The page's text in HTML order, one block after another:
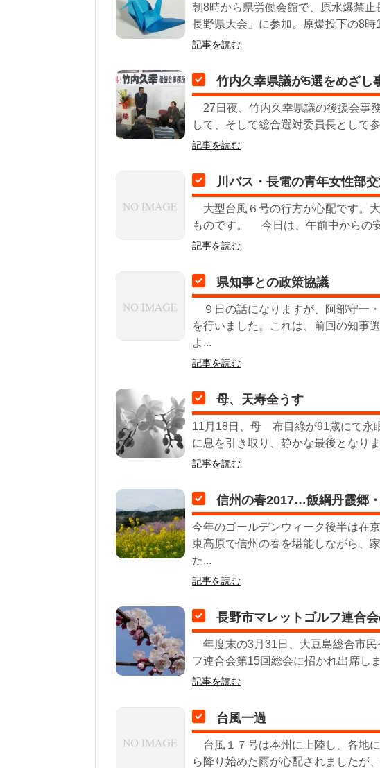
朝8時から県労働会館で、原水爆禁
長野県大会」に参加。原爆投下の8
記事を読む
竹内久幸県議が5選をめざし
27日夜、竹内久幸県議の後援会事
して、そして総合選対委員長として
記事を読む
川バス・長電の青年女性部
大型台風６号の行方が心配です。
ものです。 今日は、午前中からの
記事を読む
県知事との政策協議
９日の話になりますが、阿部守一
を行いました。これは、前回の知事
よ...
記事を読む
母、天寿全うす
11月18日、母 布目綠が91歳にて永
に息を引き取り、静かな最後となり
記事を読む
信州の春2017…飯綱丹霞郷
今年のゴールデンウィーク後半は在
東高原で信州の春を堪能しながら、
た...
記事を読む
長野市マレットゴルフ連合
年度末の3月31日、大豆島総合市
フ連合会第15回総会に招かれ出席
記事を読む
台風一過
台風１７号は本州に上陸し、各地
ら降り始めた雨が心配されましたが